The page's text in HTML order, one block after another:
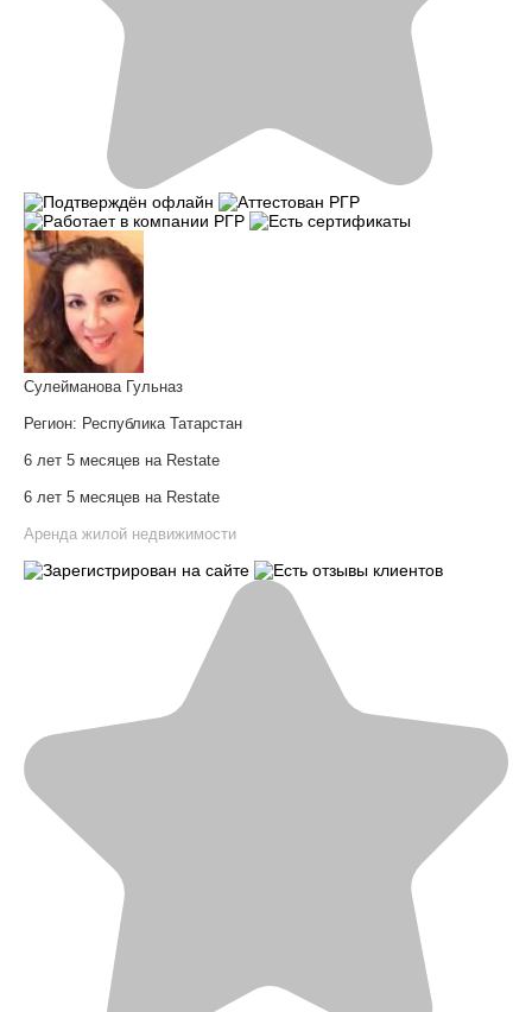
Сулейманова Гульназ
Регион: Республика Татарстан
6 лет 5 месяцев на Restate
6 лет 5 месяцев на Restate
Аренда жилой недвижимости